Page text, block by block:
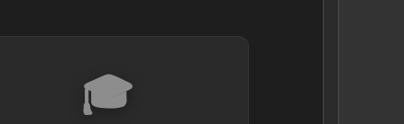
🎓